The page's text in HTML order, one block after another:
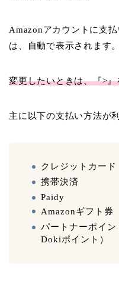
Amazonアカウントに支
は、自動で表示されます。
変更したいときは、『>
主に以下の支払い方法が
クレジットカード
携帯決済
Paidy
Amazonギフト券
パートナーポイ
Dokiポイント）